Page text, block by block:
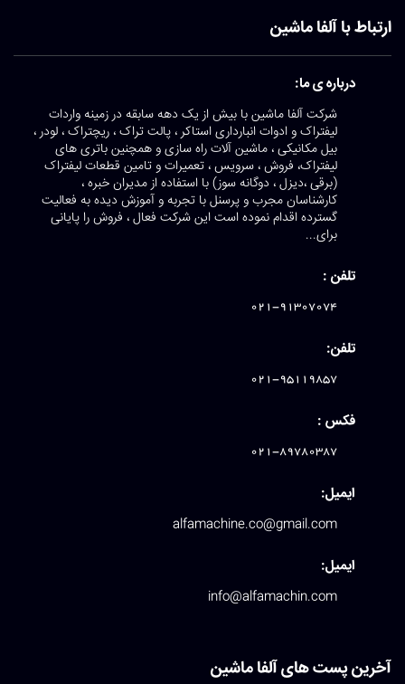
ارتباط با آلفا ماشین
درباره ی ما:
شرکت آلفا ماشین با بیش از یک دهه سابقه در زمینه واردات
لیفتراک و ادوات انبارداری استاکر ، پالت تراک ، ریچتراک ، لودر ،
بیل مکانیکی ، ماشین آلات راه سازی و همچنین باتری های
لیفتراک، فروش ، سرویس ، تعمیرات و تامین قطعات لیفتراک
(برقی ،دیزل ، دوگانه سوز) با استفاده از مدیران خبره ،
کارشناسان مجرب و پرسنل با تجربه و آموزش دیده به فعالیت
گسترده اقدام نموده است این شرکت فعال ، فروش را پایانی
برای...
تلفن :
021-91307074
تلفن:
021-95119857
فکس :
021-89780387
ایمیل:
alfamachine.co@gmail.com
ایمیل:
info@alfamachin.com
آخرین پست های آلفا ماشین